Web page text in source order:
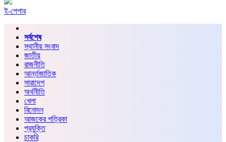
ই-পেপার
সর্বশেষ
স্থানীয় সংবাদ
জাতীয়
রাজনীতি
আর্ন্তজাতিক
সারাদেশ
অর্থনীতি
খেলা
বিনোদন
আজকের পত্রিকা
প্রযুক্তি
চাকরি